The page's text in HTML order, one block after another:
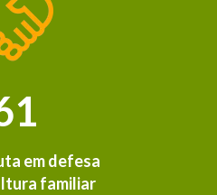
em defesa
familiar